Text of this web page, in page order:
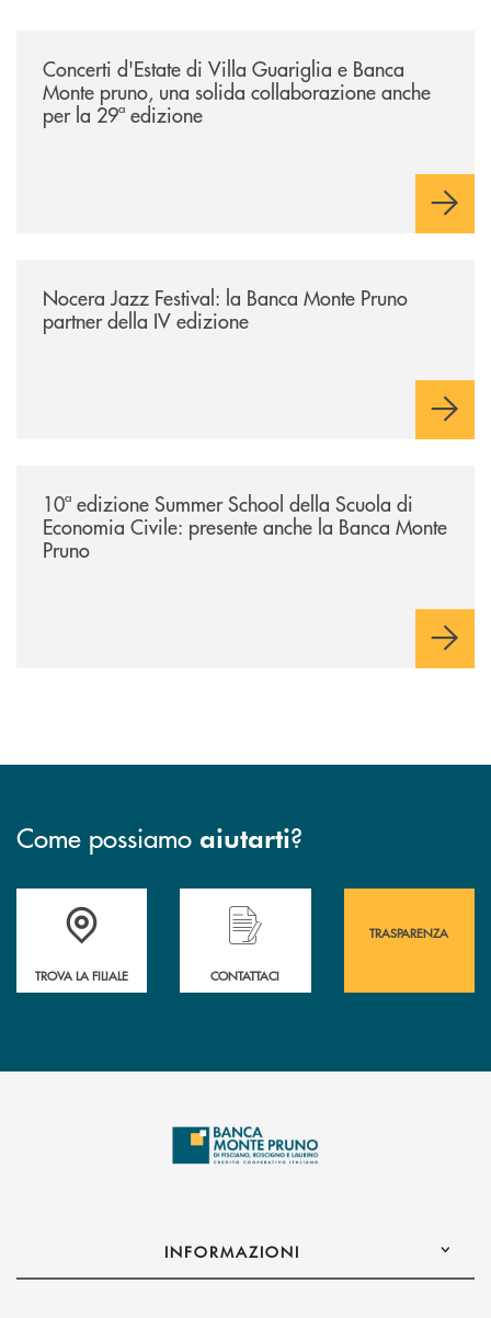
Concerti d'Estate di Villa Guariglia e Banca
Monte pruno, una solida collaborazione anche
per la 29ª edizione
Nocera Jazz Festival: la Banca Monte Pruno
partner della IV edizione
10ª edizione Summer School della Scuola di
Economia Civile: presente anche la Banca Monte
Pruno
Come possiamo aiutarti?
Accedi all' elenco completo&nbsp; delle&nbsp; filiali&nbsp; di Banca
TROVA LA FILIALE
Hai bisogno di assistenza immediata?
CONTATTACI
TRASPARENZA
INFORMAZIONI